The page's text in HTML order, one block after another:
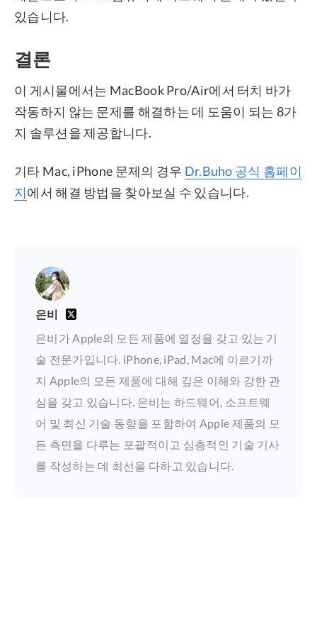
있습니다.
결론
이 게시물에서는 MacBook Pro/Air에서 터치 바가
작동하지 않는 문제를 해결하는 데 도움이 되는 8가
지 솔루션을 제공합니다.
기타 Mac, iPhone 문제의 경우 Dr.Buho 공식 홈페이
지에서 해결 방법을 찾아보실 수 있습니다.
은비
은비가 Apple의 모든 제품에 열정을 갖고 있는 기
술 전문가입니다. iPhone, iPad, Mac에 이르기까
지 Apple의 모든 제품에 대해 깊은 이해와 강한 관
심을 갖고 있습니다. 은비는 하드웨어, 소프트웨
어 및 최신 기술 동향을 포함하여 Apple 제품의 모
든 측면을 다루는 포괄적이고 심층적인 기술 기사
를 작성하는 데 최선을 다하고 있습니다.